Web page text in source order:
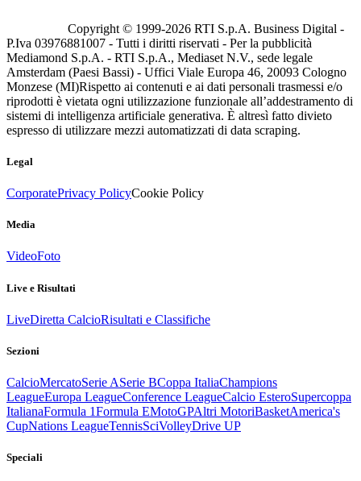
Copyright © 1999-2026 RTI S.p.A. Business Digital -
P.Iva 03976881007 - Tutti i diritti riservati - Per la pubblicità
Mediamond S.p.A. - RTI S.p.A., Mediaset N.V., sede legale
Amsterdam (Paesi Bassi) - Uffici Viale Europa 46, 20093 Cologno
Monzese (MI)Rispetto ai contenuti e ai dati personali trasmessi e/o
riprodotti è vietata ogni utilizzazione funzionale all’addestramento di
sistemi di intelligenza artificiale generativa. È altresì fatto divieto
espresso di utilizzare mezzi automatizzati di data scraping.
Legal
CorporatePrivacy PolicyCookie Policy
Media
VideoFoto
Live e Risultati
LiveDiretta CalcioRisultati e Classifiche
Sezioni
CalcioMercatoSerie ASerie BCoppa ItaliaChampions
LeagueEuropa LeagueConference LeagueCalcio EsteroSupercoppa
ItalianaFormula 1Formula EMotoGPAltri MotoriBasketAmerica's
CupNations LeagueTennisSciVolleyDrive UP
Speciali